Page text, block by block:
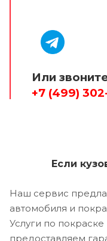
Или
+7 (499)
Если
Наш сервис
автомобиля и
Услуги по
предоставляем